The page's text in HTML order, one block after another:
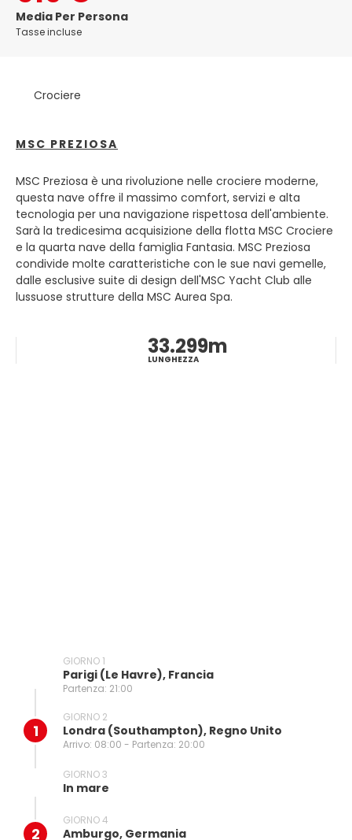
Media Per Persona
Tasse incluse
Crociere
MSC PREZIOSA
MSC Preziosa è una rivoluzione nelle crociere moderne,
questa nave offre il massimo comfort, servizi e alta
tecnologia per una navigazione rispettosa dell'ambiente.
Sarà la tredicesima acquisizione della flotta MSC Crociere
e la quarta nave della famiglia Fantasia. MSC Preziosa
condivide molte caratteristiche con le sue navi gemelle,
dalle esclusive suite di design dell'MSC Yacht Club alle
lussuose strutture della MSC Aurea Spa.
33.299m
LUNGHEZZA
GIORNO 1
Parigi (le Havre), Francia
Partenza: 21:00
1
GIORNO 2
Londra (southampton), Regno Unito
Arrivo: 08:00 - Partenza: 20:00
GIORNO 3
In mare
2
GIORNO 4
Amburgo, Germania
alla New Forest. Si trova nel punto più settentrionale
dell'Acqua di Southampton alla confluenza del fiume Test
e River Itchen, con il fiume Hamble che si unisce a sud
rappresenta il nucleo della regione di Greater
Bargate: una portineria medievale situata nel bel mezzo
del centro commerciale, l'ultimo piano è ora un centro
secolo ed elencato Grado II nel registro storico dell'eredità
inglese Parchi. • L'annuale salone nautico di Southampton
• Museo Sea-City • Tudor House "